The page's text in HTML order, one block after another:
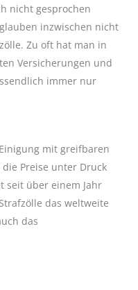
nicht gesprochen
inzwischen nicht
Zu oft hat man in
Versicherungen und
immer nur
mit greifbaren
Preise unter Druck
seit über einem Jahr
das weltweite
das